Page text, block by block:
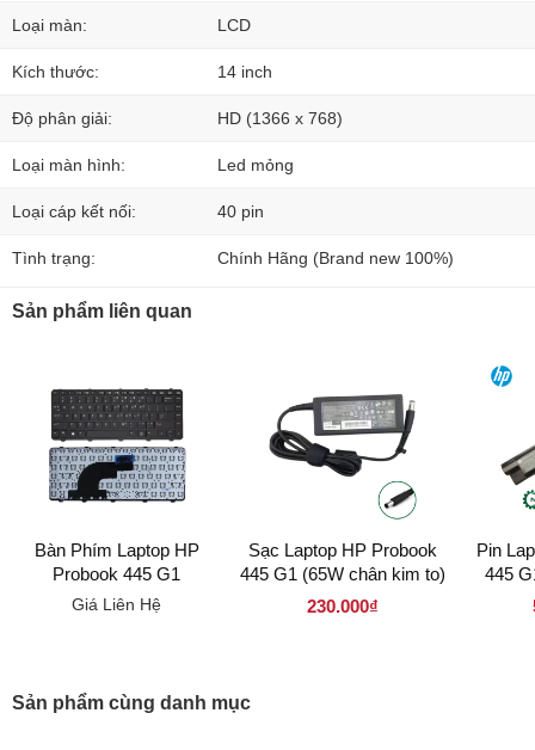
Loại màn: LCD
Kích thước: 14 inch
Độ phân giải: HD (1366 x 768)
Loại màn hình: Led mỏng
Loại cáp kết nối: 40 pin
Tình trạng: Chính Hãng (Brand new 100%)
Sản phẩm liên quan
Bàn Phím Laptop HP
Probook 445 G1
Giá Liên Hệ
Sạc Laptop HP Probook
445 G1 (65W chân kim to)
230.000₫
Pin
445
Sản phẩm cùng danh mục